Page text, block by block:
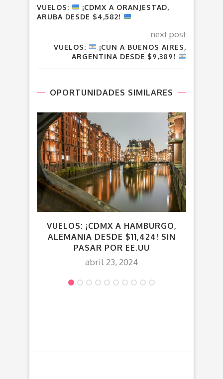
VUELOS:
¡CDMX A ORANJESTAD,
ARUBA DESDE $4,582!
next post
VUELOS:
¡CUN A BUENOS AIRES,
ARGENTINA DESDE $9,389!
OPORTUNIDADES SIMILARES
VUELOS: ¡CDMX A HAMBURGO,
ALEMANIA DESDE $11,424! SIN
PASAR POR EE.UU
abril 23, 2024